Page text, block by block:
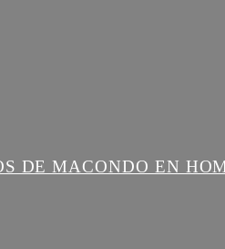
DE MACONDO EN